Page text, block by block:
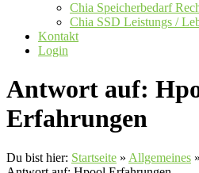
Chia Speicherbedarf
Chia SSD Leistungs /
Kontakt
Login
Antwort auf:
Erfahrungen
Du bist hier: Startseite » Allgemeines »